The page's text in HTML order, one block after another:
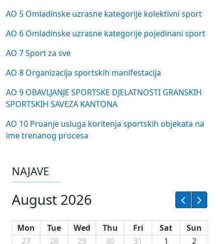
AO 5 Omladinske uzrasne kategorije kolektivni sport
AO 6 Omladinske uzrasne kategorije pojedinani sport
AO 7 Sport za sve
AO 8 Organizacija sportskih manifestacija
AO 9 OBAVLJANJE SPORTSKE DJELATNOSTI GRANSKIH
SPORTSKIH SAVEZA KANTONA
AO 10 Pruanje usluga koritenja sportskih objekata na
ime trenanog procesa
NAJAVE
August 2026
Mon Tue Wed Thu Fri Sat
Sun
27
28 29 30 31 1 2